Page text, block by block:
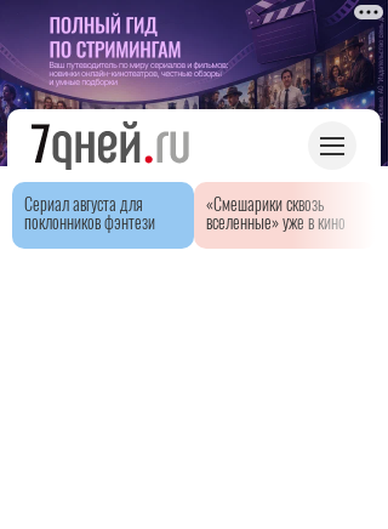
Сериал августа для
поклонников фэнтези
«Смешарики сквозь
вселенные» уже в кино